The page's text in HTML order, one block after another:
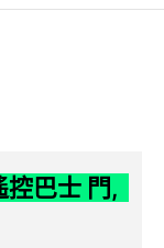
控巴士 門,